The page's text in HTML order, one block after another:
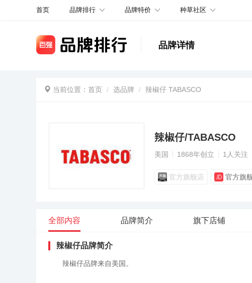
首页 品牌排行 品牌特价 种草社区
品牌详情
当前位置： 首页 选品牌 辣椒仔 TABASCO
辣椒仔/TABASCO
美国 1868年创立 1 人关注
官方旗舰店 官方旗
全部内容 品牌简介 旗下店铺
辣椒仔品牌简介
辣椒仔品牌来自美国。